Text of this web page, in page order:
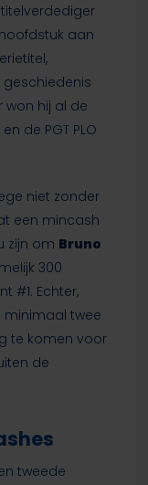
aan
won hij al de
de PGT PLO
niet zonder
een mincash
zijn om Bruno
300
#1. Echter,
twee
te komen voor
de
tweede